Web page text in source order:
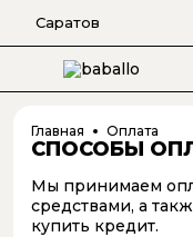
Саратов
Главная Оплата
СПОСОБЫ
Мы принимаем
средствами, а
купить кредит.